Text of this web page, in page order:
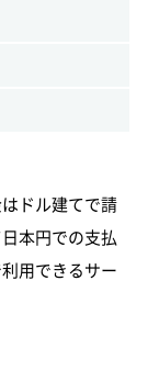
ドル建てで請
本円での支払
用できるサー